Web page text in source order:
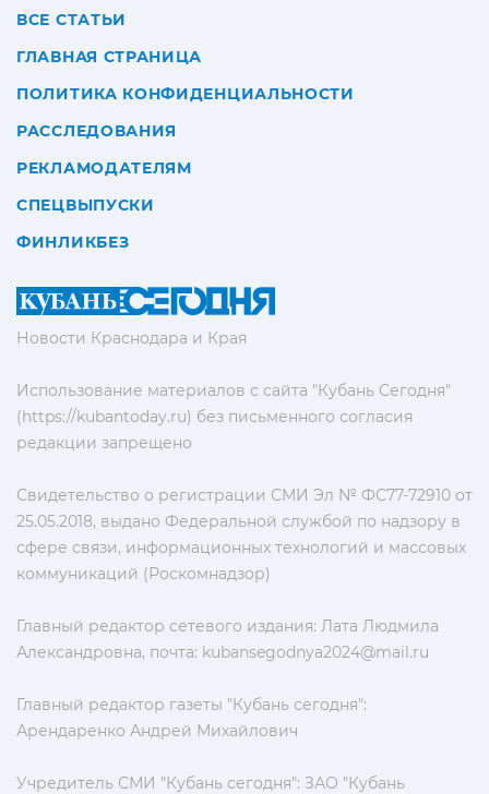
Новости Краснодара и Края
Использование материалов с сайта "Кубань Сегодня"
(https://kubantoday.ru) без письменного согласия
редакции запрещено
Свидетельство о регистрации СМИ Эл № ФС77-72910 от
25.05.2018, выдано Федеральной службой по надзору в
сфере связи, информационных технологий и массовых
коммуникаций (Роскомнадзор)
Главный редактор сетевого издания: Лата Людмила
Александровна, почта: kubansegodnya2024@mail.ru
Главный редактор газеты "Кубань сегодня":
Арендаренко Андрей Михайлович
Учредитель СМИ "Кубань сегодня": ЗАО "Кубань
ВСЕ СТАТЬИ
ГЛАВНАЯ СТРАНИЦА
ПОЛИТИКА КОНФИДЕНЦИАЛЬНОСТИ
РАССЛЕДОВАНИЯ
РЕКЛАМОДАТЕЛЯМ
СПЕЦВЫПУСКИ
ФИНЛИКБЕЗ